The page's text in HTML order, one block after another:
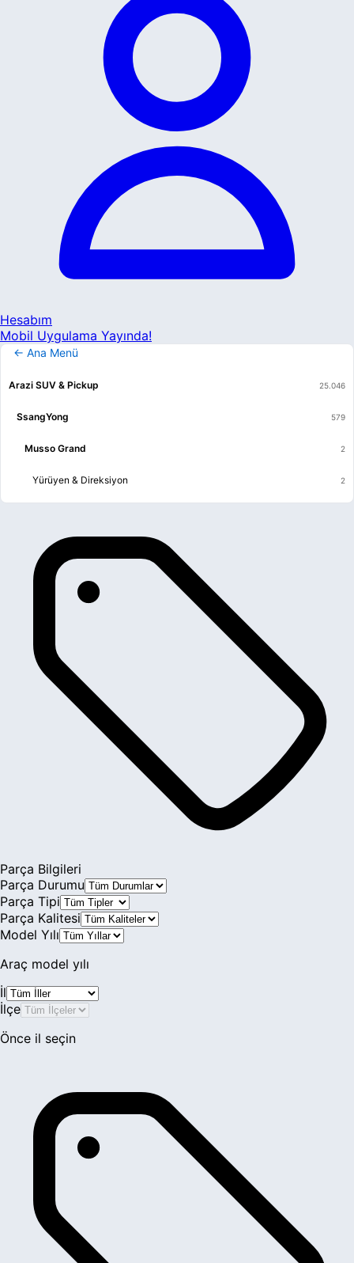
Hesabım
Mobil Uygulama Yayında!
← Ana Menü
Arazi SUV & Pickup
SsangYong
Musso Grand
Yürüyen & Direksiyon
Parça Bilgileri
Parça Durumu
Parça Tipi
Parça Kalitesi
Model Yılı
Araç model yılı
İl
İlçe
Önce il seçin